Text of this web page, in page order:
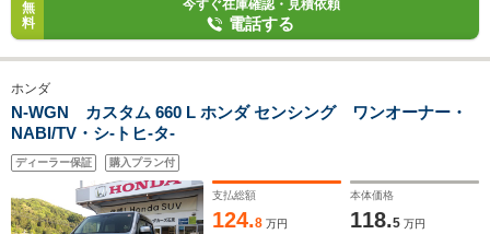
無
料
今すぐ在庫確認・見積依頼
電話する
ホンダ
N-WGN カスタム 660 L ホンダ センシング ワンオーナー・
NABI/TV・シ-トヒ-タ-
ディーラー保証 購入プラン付
支払総額
124.8 万円
本体価格
118.5 万円